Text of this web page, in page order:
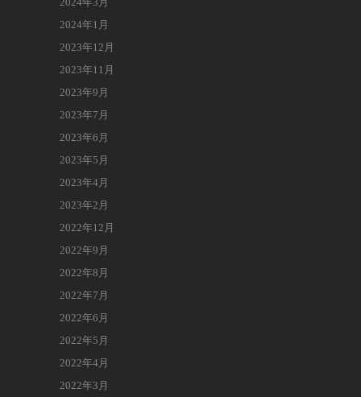
2024年1月
2023年12月
2023年11月
2023年9月
2023年7月
2023年6月
2023年5月
2023年4月
2023年2月
2022年12月
2022年9月
2022年8月
2022年7月
2022年6月
2022年5月
2022年4月
2022年3月